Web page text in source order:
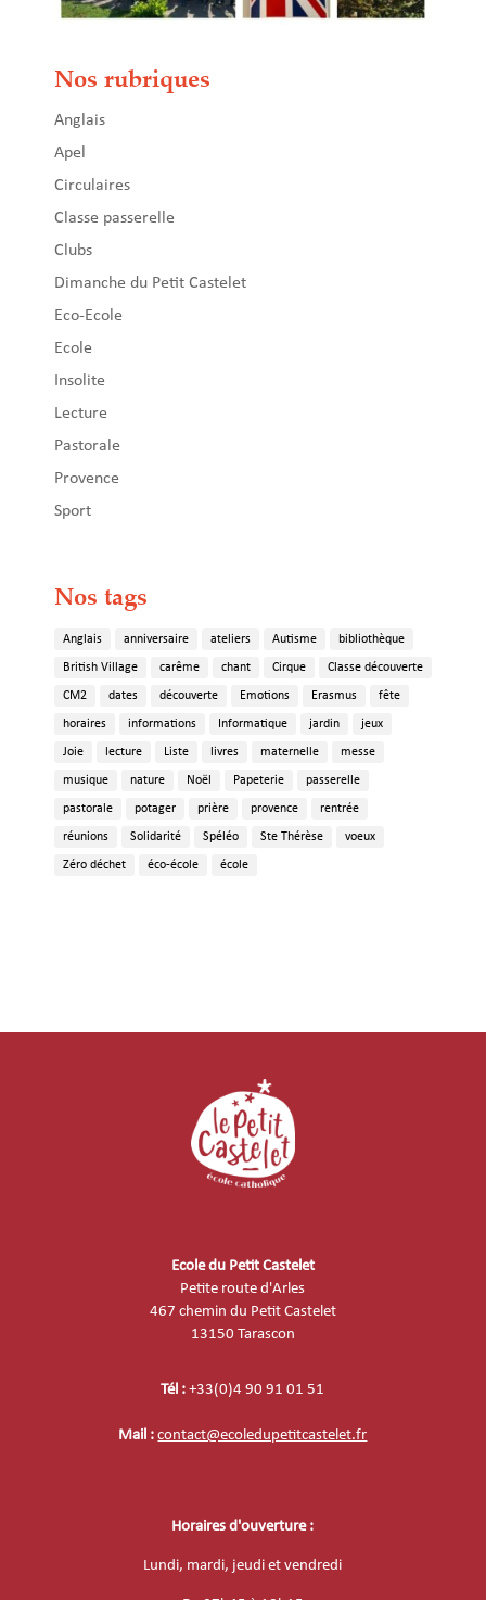
Nos rubriques
Anglais
Apel
Circulaires
Classe passerelle
Clubs
Dimanche du Petit Castelet
Eco-Ecole
Ecole
Insolite
Lecture
Pastorale
Provence
Sport
Nos tags
Anglais anniversaire ateliers Autisme bibliothèque
British Village carême chant Cirque Classe découverte
CM2 dates découverte Emotions Erasmus fête
horaires informations Informatique jardin jeux
Joie lecture Liste livres maternelle messe
musique nature Noël Papeterie passerelle
pastorale potager prière provence rentrée
réunions Solidarité Spéléo Ste Thérèse voeux
Zéro déchet éco-école école
Ecole du Petit Castelet
Petite route d'Arles
467 chemin du Petit Castelet
13150 Tarascon
Tél : +33(0)4 90 91 01 51
Mail :contact@ecoledupetitcastelet.fr
Horaires d'ouverture :
Lundi, mardi, jeudi et vendredi